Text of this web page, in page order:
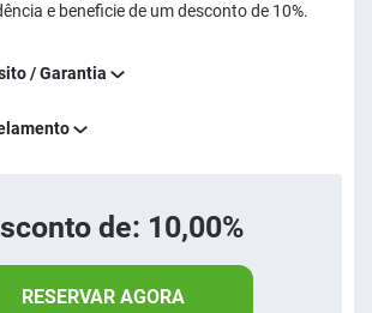
e beneficie de um desconto de 10%.
/ Garantia
de: 10,00%
RESERVAR AGORA